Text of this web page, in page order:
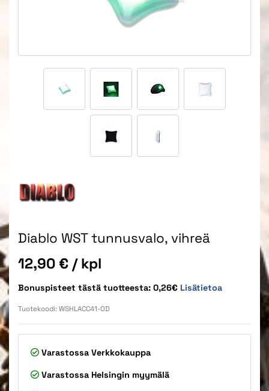
Diablo WST tunnusvalo, vihreä
Hinta
12,90 € / kpl
Bonuspisteet tästä tuotteesta: 0,26€ Lisätietoa
Tuotekoodi: WSHLACC41-OD
Varastossa Verkkokauppa
Varastossa Helsingin myymälä